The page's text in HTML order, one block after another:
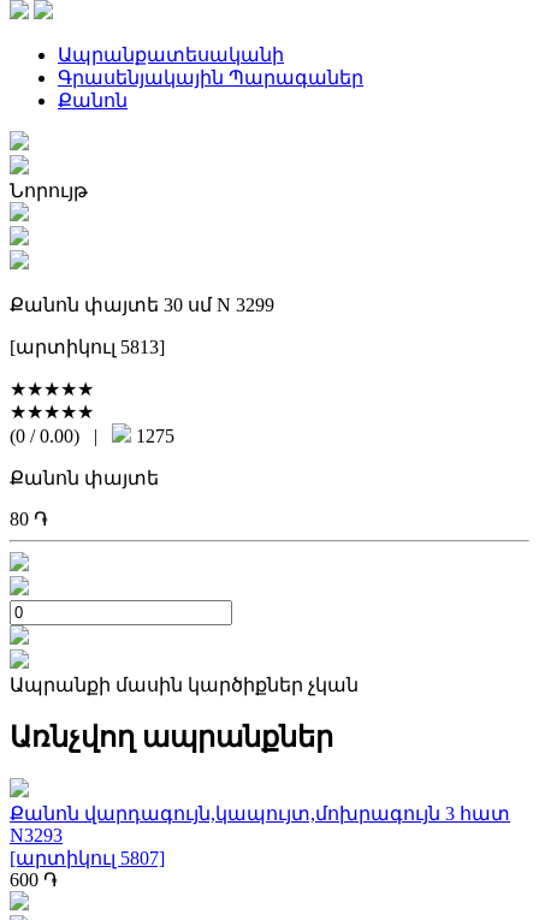
Ապրանքատեսականի
Գրասենյակային Պարագաներ
Քանոն
Նորույթ
Քանոն փայտե 30 սմ N 3299
[արտիկուլ 5813]
★★★★★
★★★★★
(0 / 0.00) | 1275
Քանոն փայտե
80 ֏
Ապրանքի մասին կարծիքներ չկան
Առնչվող ապրանքներ
Քանոն վարդագույն,կապույտ,մոխրագույն 3 հատ
N3293
[արտիկուլ 5807]
600 ֏